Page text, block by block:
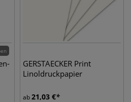
GERSTAECKER Print
Linoldruckpapier
ab21,03 €